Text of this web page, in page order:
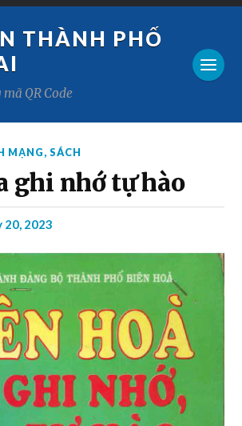
THÀNH PHỐ
QR Code
MẠNG,SÁCH
ghi nhớ tự hào
20, 2023